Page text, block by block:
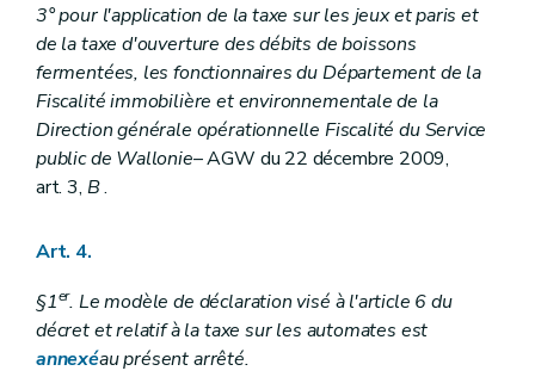
3° pour l'application de la taxe sur les jeux et paris et
de la taxe d'ouverture des débits de boissons
fermentées, les fonctionnaires du Département de la
Fiscalité immobilière et environnementale de la
Direction générale opérationnelle Fiscalité du Service
public de Wallonie– AGW du 22 décembre 2009,
art. 3, B.
Art. 4.
§1er. Le modèle de déclaration visé à l'article 6 du
décret et relatif à la taxe sur les automates est
annexéau présent arrêté.